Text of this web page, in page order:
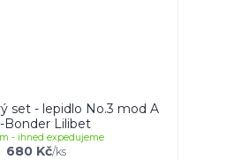
set - lepidlo No.3 mod A
Bonder Lilibet
680 Kč/ks
- ihned expedujeme